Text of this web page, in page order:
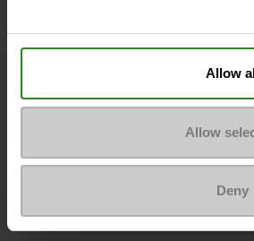
Allow
Allow
Deny
Neem contact op met de
Stuur een bericht